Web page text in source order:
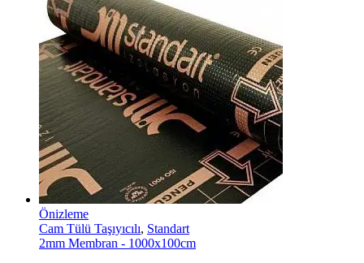
Önizleme
Cam Tülü Taşıyıcılı, Standart
2mm Membran - 1000x100cm